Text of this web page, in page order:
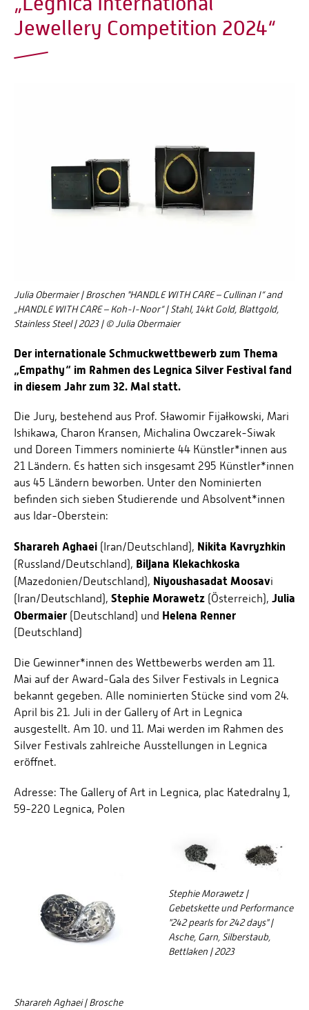
Jewellery Competition 2024“
Julia Obermaier | Broschen "HANDLE WITH CARE – Cullinan I“ and
„HANDLE WITH CARE – Koh-I-Noor“ | Stahl, 14kt Gold, Blattgold,
Stainless Steel | 2023 | © Julia Obermaier
Der internationale Schmuckwettbewerb zum Thema
„Empathy“ im Rahmen des Legnica Silver Festival fand
in diesem Jahr zum 32. Mal statt.
Die Jury, bestehend aus Prof. Sławomir Fijałkowski, Mari
Ishikawa, Charon Kransen, Michalina Owczarek-Siwak
und Doreen Timmers nominierte 44 Künstler*innen aus
21 Ländern. Es hatten sich insgesamt 295 Künstler*innen
aus 45 Ländern beworben. Unter den Nominierten
befinden sich sieben Studierende und Absolvent*innen
aus Idar-Oberstein:
Sharareh Aghaei (Iran/Deutschland), Nikita Kavryzhkin
(Russland/Deutschland), Biljana Klekachkoska
(Mazedonien/Deutschland), Niyoushasadat Moosavi
(Iran/Deutschland), Stephie Morawetz (Österreich), Julia
Obermaier (Deutschland) und Helena Renner
(Deutschland)
Die Gewinner*innen des Wettbewerbs werden am 11.
Mai auf der Award-Gala des Silver Festivals in Legnica
bekannt gegeben. Alle nominierten Stücke sind vom 24.
April bis 21. Juli in der Gallery of Art in Legnica
ausgestellt. Am 10. und 11. Mai werden im Rahmen des
Silver Festivals zahlreiche Ausstellungen in Legnica
eröffnet.
Adresse: The Gallery of Art in Legnica, plac Katedralny 1,
59-220 Legnica, Polen
Sharareh Aghaei | Brosche
Stephie Morawetz |
Gebetskette und Performance
"242 pearls for 242 days" |
Asche, Garn, Silberstaub,
Bettlaken | 2023